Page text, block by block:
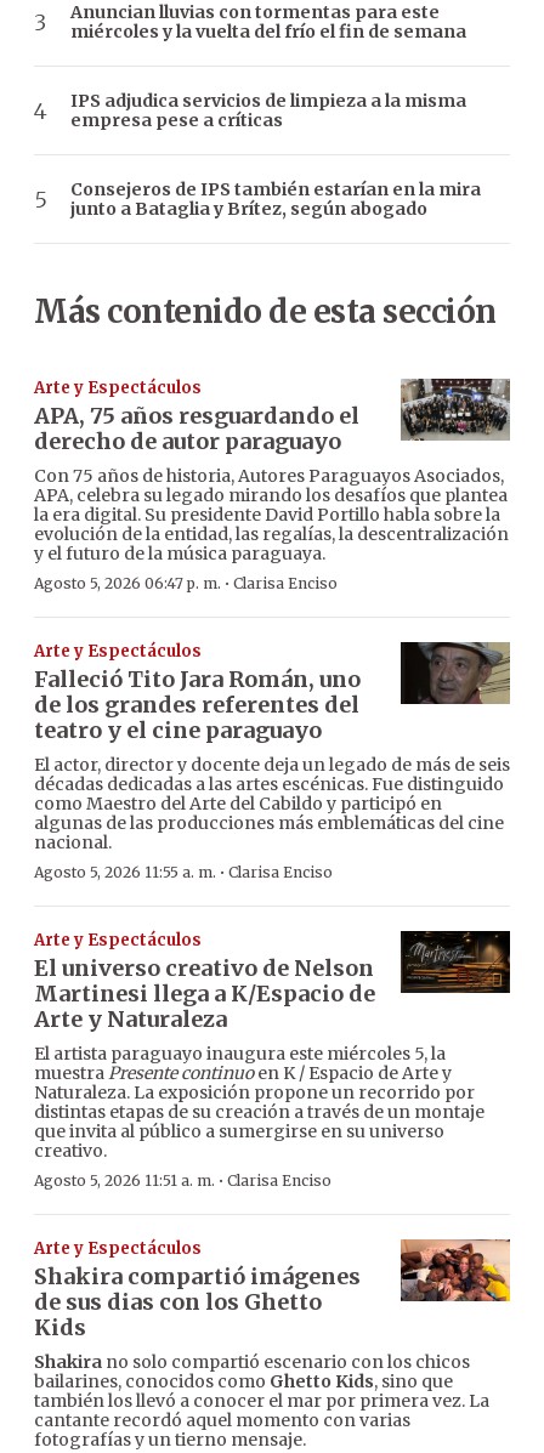
Anuncian lluvias con tormentas para este
miércoles y la vuelta del frío el fin de semana
IPS adjudica servicios de limpieza a la misma
empresa pese a críticas
Consejeros de IPS también estarían en la mira
junto a Bataglia y Brítez, según abogado
Más contenido de esta sección
Arte y Espectáculos
APA, 75 años resguardando el
derecho de autor paraguayo
Con 75 años de historia, Autores Paraguayos Asociados,
APA, celebra su legado mirando los desafíos que plantea
la era digital. Su presidente David Portillo habla sobre la
evolución de la entidad, las regalías, la descentralización
y el futuro de la música paraguaya.
Agosto 5, 2026 06:47 p. m. · Clarisa Enciso
Arte y Espectáculos
Falleció Tito Jara Román, uno
de los grandes referentes del
teatro y el cine paraguayo
El actor, director y docente deja un legado de más de seis
décadas dedicadas a las artes escénicas. Fue distinguido
como Maestro del Arte del Cabildo y participó en
algunas de las producciones más emblemáticas del cine
nacional.
Agosto 5, 2026 11:55 a. m. · Clarisa Enciso
Arte y Espectáculos
El universo creativo de Nelson
Martinesi llega a K/Espacio de
Arte y Naturaleza
El artista paraguayo inaugura este miércoles 5, la
muestraPresente continuoen K / Espacio de Arte y
Naturaleza. La exposición propone un recorrido por
distintas etapas de su creación a través de un montaje
que invita al público a sumergirse en su universo
creativo.
Agosto 5, 2026 11:51 a. m. · Clarisa Enciso
Arte y Espectáculos
Shakira compartió imágenes
de sus dias con los Ghetto
Kids
Shakira no solo compartió escenario con los chicos
bailarines, conocidos como Ghetto Kids, sino que
también los llevó a conocer el mar por primera vez. La
cantante recordó aquel momento con varias
fotografías y un tierno mensaje.